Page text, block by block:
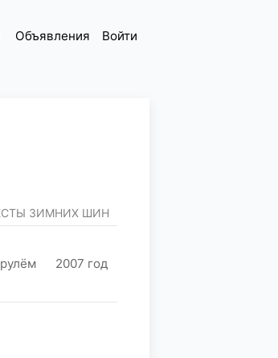
Объявления Войти
ЗИМНИХ ШИН
2007 год